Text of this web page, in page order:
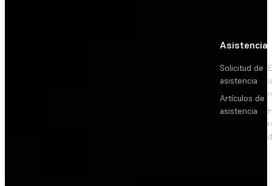
Asistencia
Solicitud de
asistencia
Artículos de
asistencia